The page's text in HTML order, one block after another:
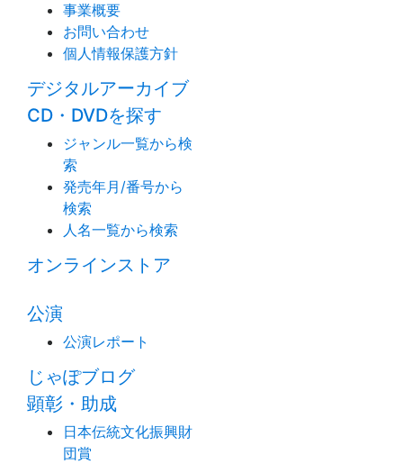
事業概要
お問い合わせ
個人情報保護方針
デジタルアーカイブ
CD・DVDを探す
ジャンル一覧から検
索
発売年月/番号から
検索
人名一覧から検索
オンラインストア
公演
公演レポート
じゃぽブログ
顕彰・助成
日本伝統文化振興財
団賞